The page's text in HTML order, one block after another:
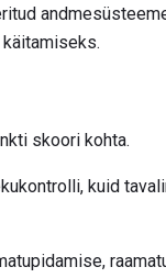
skoori kohta.
kuid